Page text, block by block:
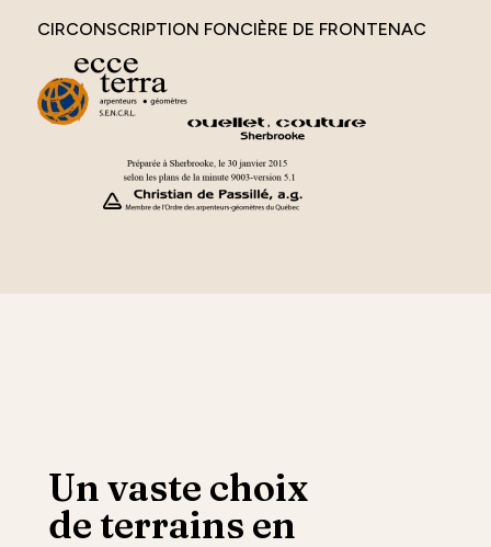
CIRCONSCRIPTION FONCIÈRE DE FRONTENAC
Un vaste choix
de terrains en